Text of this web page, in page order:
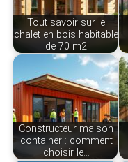
Tout savoir sur le
chalet en bois habitable
de 70 m2
Constructeur maison
container : comment
choisir le…